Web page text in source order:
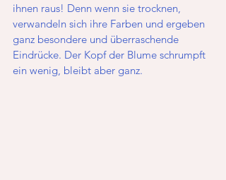
ihnen raus! Denn wenn sie trocknen,
verwandeln sich ihre Farben und ergeben
ganz besondere und überraschende
Eindrücke. Der Kopf der Blume schrumpft
ein wenig, bleibt aber ganz.